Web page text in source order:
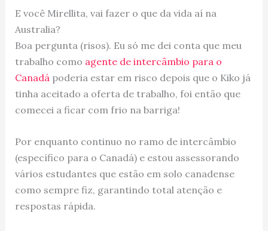
E você Mirellita, vai fazer o que da vida aí na
Australia?
Boa pergunta (risos). Eu só me dei conta que meu
trabalho como agente de intercâmbio para o
Canadá poderia estar em risco depois que o Kiko já
tinha aceitado a oferta de trabalho, foi então que
comecei a ficar com frio na barriga!
Por enquanto continuo no ramo de intercâmbio
(específico para o Canadá) e estou assessorando
vários estudantes que estão em solo canadense
como sempre fiz, garantindo total atenção e
respostas rápida.